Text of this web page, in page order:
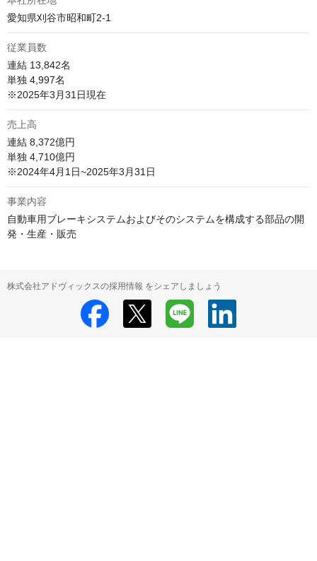
愛知県刈谷市昭和町2-1
従業員数
連結 13,842名
単独 4,997名
※2025年3月31日現在
売上高
連結 8,372億円
単独 4,710億円
※2024年4月1日~2025年3月31日
事業内容
自動車用ブレーキシステムおよびそのシステムを構成する部品の開
発・生産・販売
株式会社アドヴィックスの採用情報 をシェアしましょう